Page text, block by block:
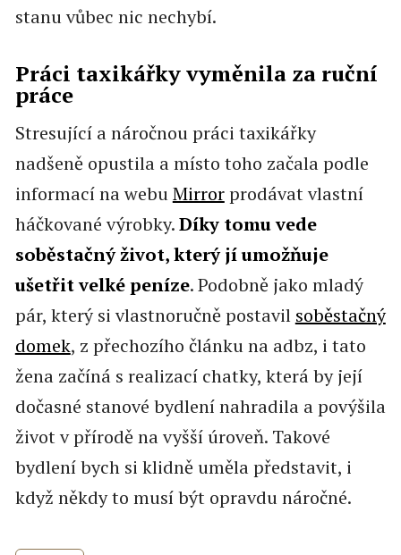
stanu vůbec nic nechybí.
Práci taxikářky vyměnila za ruční
práce
Stresující a náročnou práci taxikářky
nadšeně opustila a místo toho začala podle
informací na webuMirrorprodávat vlastní
háčkované výrobky.Díky tomu vede
soběstačný život, který jí umožňuje
ušetřit velké peníze. Podobně jako mladý
pár, který si vlastnoručně postavil soběstačný
domek, z přechozího článku na adbz, i tato
žena začíná s realizací chatky, která by její
dočasné stanové bydlení nahradila a povýšila
život v přírodě na vyšší úroveň. Takové
bydlení bych si klidně uměla představit, i
když někdy to musí být opravdu náročné.